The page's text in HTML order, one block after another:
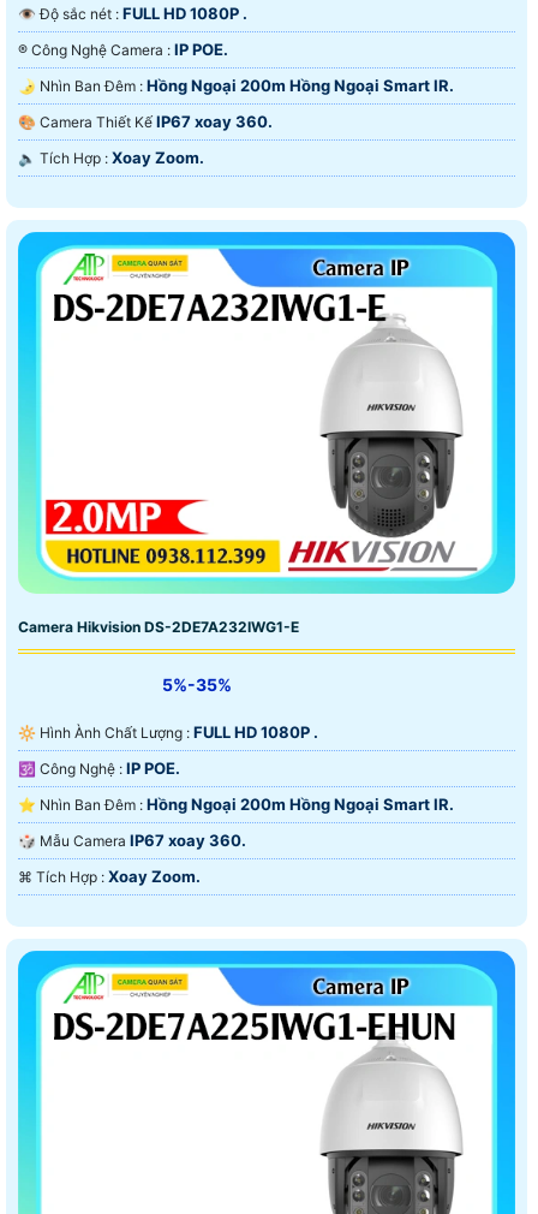
👁 Độ sắc nét : FULL HD 1080P .
®️ Công Nghệ Camera : IP POE.
🌛 Nhìn Ban Đêm : Hồng Ngoại 200m Hồng Ngoại Smart IR.
🎨 Camera Thiết Kế IP67 xoay 360.
️🔈 Tích Hợp : Xoay Zoom.
Camera Hikvision DS-2DE7A232IWG1-E
5%-35%
🔆 Hình Ành Chất Lượng : FULL HD 1080P .
🕉️ Công Nghệ : IP POE.
⭐ Nhìn Ban Đêm : Hồng Ngoại 200m Hồng Ngoại Smart IR.
🎲 Mẫu Camera IP67 xoay 360.
️⌘ Tích Hợp : Xoay Zoom.